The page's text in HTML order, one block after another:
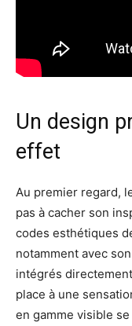
Un design
effet
Au premier regard,
pas à cacher son
codes esthétiques
notamment avec
intégrés
place à une
en gamme visible